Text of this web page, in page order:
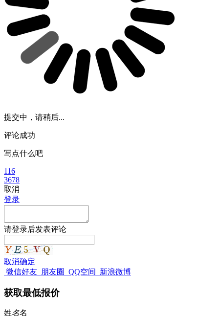
提交中，请稍后...
评论成功
写点什么吧
116
3678
取消
登录
请登录后发表评论
取消确定
微信好友 朋友圈 QQ空间 新浪微博
获取最低报价
姓名名